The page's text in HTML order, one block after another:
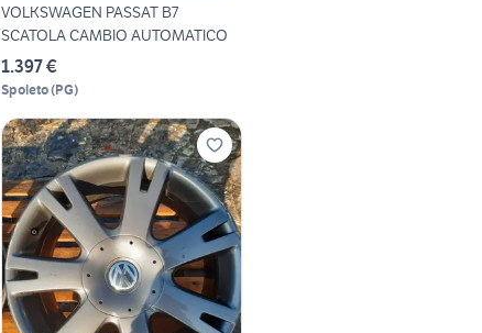
VOLKSWAGEN PASSAT B7
SCATOLA CAMBIO AUTOMATICO
1.397 €
Spoleto(PG)